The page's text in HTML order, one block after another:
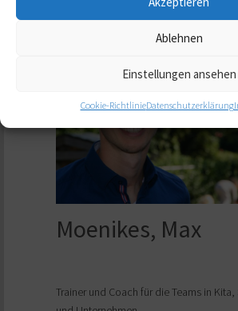
Ablehnen
Einstellungen ansehen
Cookie-RichtlinieDatenschutzerklärung
Moenikes, Max
Trainer und Coach für die Teams in Kita,